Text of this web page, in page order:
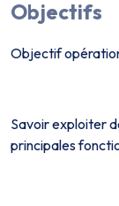
Objectifs
Objectif
Savoir exploiter
principales